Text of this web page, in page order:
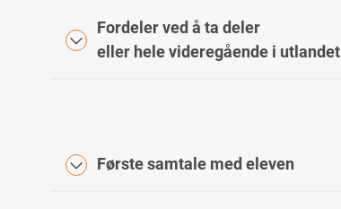
Fordeler ved å ta deler
eller hele videregående i utlandet
Første samtale med eleven